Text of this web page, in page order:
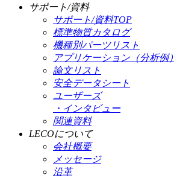
サポート/資料
サポート/資料TOP
標準物質カタログ
機種別パーツリスト
アプリケーション（分析例）
論文リスト
安全データシート
ユーザーズ
・インタビュー
関連資料
LECOについて
会社概要
メッセージ
沿革